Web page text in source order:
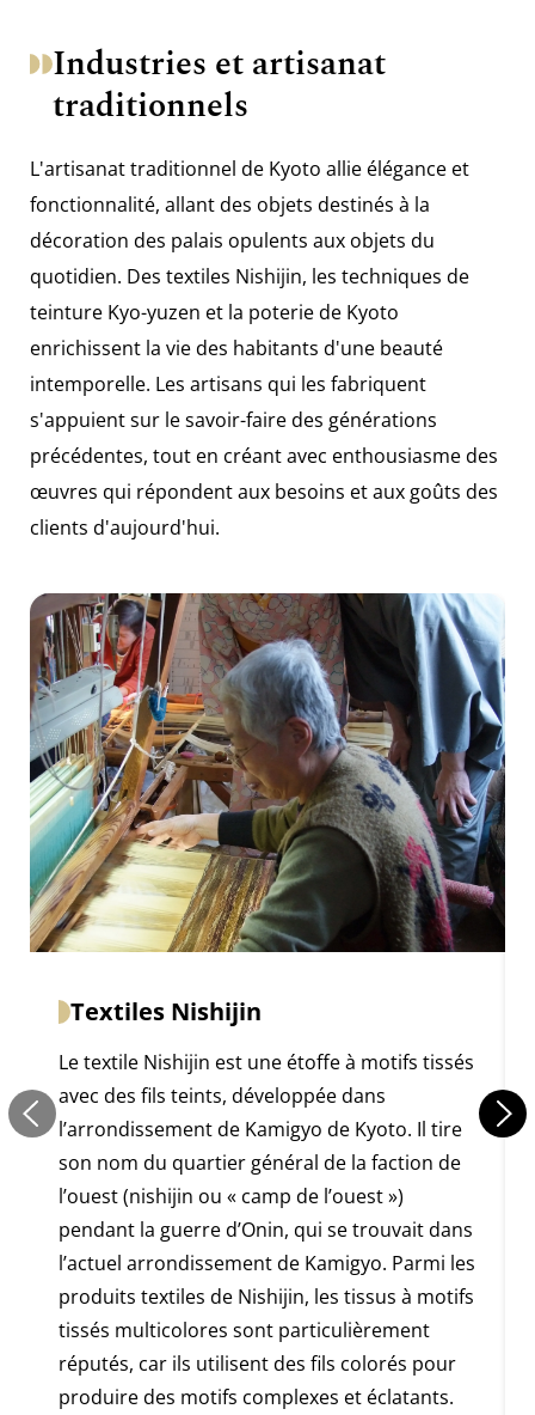
Industries et artisanat
traditionnels
L'artisanat traditionnel de Kyoto allie élégance et
fonctionnalité, allant des objets destinés à la
décoration des palais opulents aux objets du
quotidien. Des textiles Nishijin, les techniques de
teinture Kyo-yuzen et la poterie de Kyoto
enrichissent la vie des habitants d'une beauté
intemporelle. Les artisans qui les fabriquent
s'appuient sur le savoir-faire des générations
précédentes, tout en créant avec enthousiasme des
œuvres qui répondent aux besoins et aux goûts des
clients d'aujourd'hui.
Textiles Nishijin
Le textile Nishijin est une étoffe à motifs tissés
avec des fils teints, développée dans
l’arrondissement de Kamigyo de Kyoto. Il tire
son nom du quartier général de la faction de
l’ouest (nishijin ou « camp de l’ouest »)
pendant la guerre d’Onin, qui se trouvait dans
l’actuel arrondissement de Kamigyo. Parmi les
produits textiles de Nishijin, les tissus à motifs
tissés multicolores sont particulièrement
réputés, car ils utilisent des fils colorés pour
produire des motifs complexes et éclatants.